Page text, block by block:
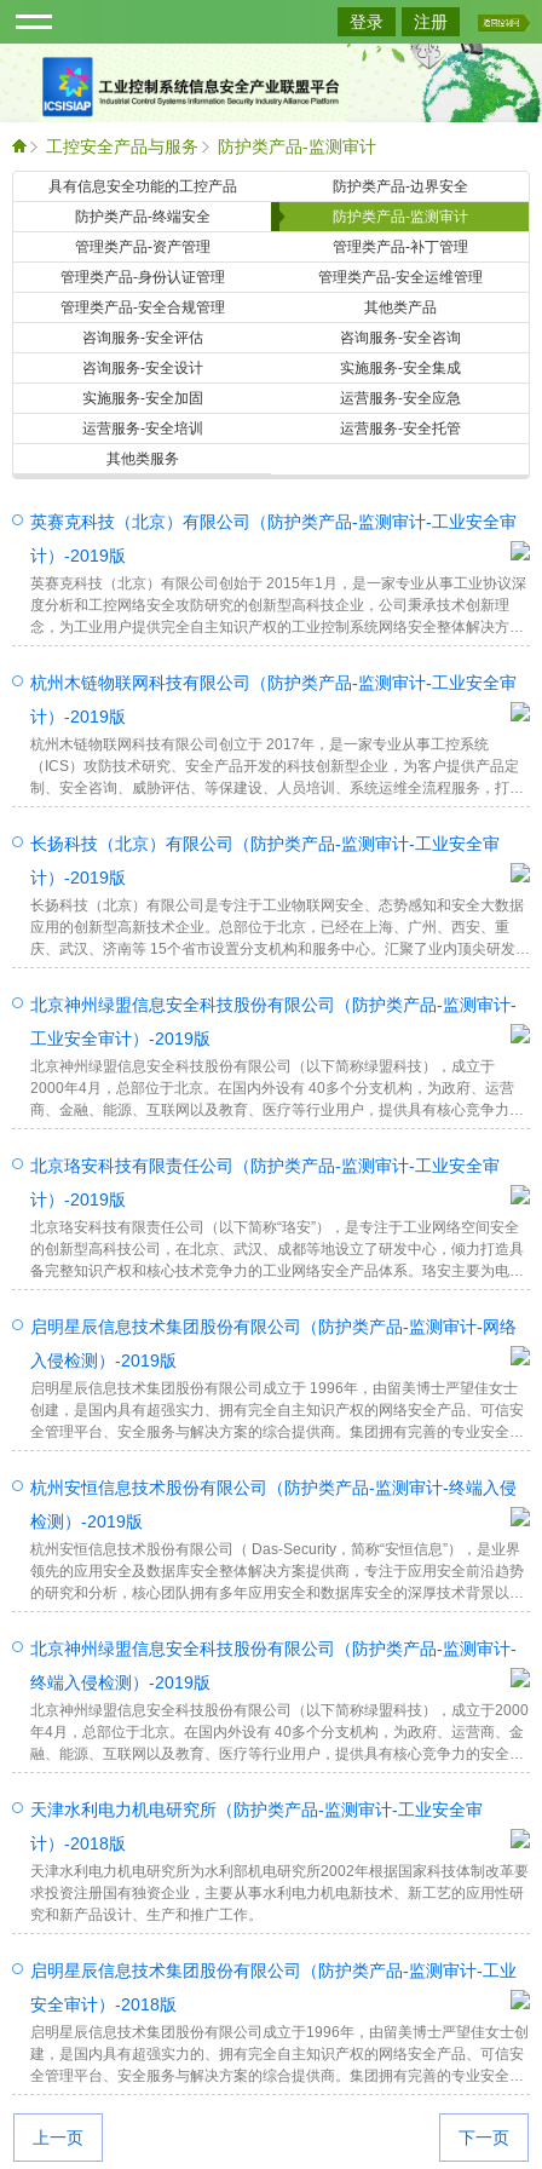
登录 注册
工控安全产品与服务 防护类产品-监测审计
具有信息安全功能的工控产品
防护类产品-边界安全
防护类产品-终端安全
防护类产品-监测审计
管理类产品-资产管理
管理类产品-补丁管理
管理类产品-身份认证管理
管理类产品-安全运维管理
管理类产品-安全合规管理
其他类产品
咨询服务-安全评估
咨询服务-安全咨询
咨询服务-安全设计
实施服务-安全集成
实施服务-安全加固
运营服务-安全应急
运营服务-安全培训
运营服务-安全托管
其他类服务
英赛克科技（北京）有限公司（防护类产品-监测审计-工业安全审
计）-2019版
英赛克科技（北京）有限公司创始于 2015年1月，是一家专业从事工业协议深
度分析和工控网络安全攻防研究的创新型高科技企业，公司秉承技术创新理
念，为工业用户提供完全自主知识产权的工业控制系统网络安全整体解决方
案。
杭州木链物联网科技有限公司（防护类产品-监测审计-工业安全审
计）-2019版
杭州木链物联网科技有限公司创立于 2017年，是一家专业从事工控系统
（ICS）攻防技术研究、安全产品开发的科技创新型企业，为客户提供产品定
制、安全咨询、威胁评估、等保建设、人员培训、系统运维全流程服务，打造
烟草、电力能源、轨道交通等多个行业整体安全解决方案。木链科技已承担过
多个国家关键信息基础设施安全项目，致力于为我国工业互联网安全建设和防
护领域保驾护航。
长扬科技（北京）有限公司（防护类产品-监测审计-工业安全审
计）-2019版
长扬科技（北京）有限公司是专注于工业物联网安全、态势感知和安全大数据
应用的创新型高新技术企业。总部位于北京，已经在上海、广州、西安、重
庆、武汉、济南等 15个省市设置分支机构和服务中心。汇聚了业内顶尖研发团
队和业务精英，在能源、电力、轨道交通、智能制造等多个行业、领域积累了
丰富的场景化应用经验，建设了多个标杆项目，是我国工控安全防护事业第一
批践行者。
北京神州绿盟信息安全科技股份有限公司（防护类产品-监测审计-
工业安全审计）-2019版
北京神州绿盟信息安全科技股份有限公司（以下简称绿盟科技），成立于
2000年4月，总部位于北京。在国内外设有 40多个分支机构，为政府、运营
商、金融、能源、互联网以及教育、医疗等行业用户，提供具有核心竞争力的
安全产品及解决方案，帮助客户实现业务的安全顺畅运行。
北京珞安科技有限责任公司（防护类产品-监测审计-工业安全审
计）-2019版
北京珞安科技有限责任公司（以下简称“珞安”），是专注于工业网络空间安全
的创新型高科技公司，在北京、武汉、成都等地设立了研发中心，倾力打造具
备完整知识产权和核心技术竞争力的工业网络安全产品体系。珞安主要为电
力、石油石化、冶金、化工、轨道交通、智能制造、烟草、军工、市政等行业
用户提供融合业务特点的行业解决方案和专用的安全产品。
启明星辰信息技术集团股份有限公司（防护类产品-监测审计-网络
入侵检测）-2019版
启明星辰信息技术集团股份有限公司成立于 1996年，由留美博士严望佳女士
创建，是国内具有超强实力、拥有完全自主知识产权的网络安全产品、可信安
全管理平台、安全服务与解决方案的综合提供商。集团拥有完善的专业安全产
品线，横跨防火墙 /VPN、统一威胁管理、入侵检测 /入侵防御、安全管理平
台、终端管理、数据安全和信息加密等技术领域，整体安全解决方案及安全专
业服务可帮助客户建立起完善的安全保障体系。
杭州安恒信息技术股份有限公司（防护类产品-监测审计-终端入侵
检测）-2019版
杭州安恒信息技术股份有限公司（ Das-Security，简称“安恒信息”），是业界
领先的应用安全及数据库安全整体解决方案提供商，专注于应用安全前沿趋势
的研究和分析，核心团队拥有多年应用安全和数据库安全的深厚技术背景以及
安全攻防实践经验，以全球领先具有完全自主知识产权的专利技术，致力于为
客户提供应用安全、数据库安全、网站监测、安全管理平台等整体解决方案。
北京神州绿盟信息安全科技股份有限公司（防护类产品-监测审计-
终端入侵检测）-2019版
北京神州绿盟信息安全科技股份有限公司（以下简称绿盟科技），成立于2000
年4月，总部位于北京。在国内外设有 40多个分支机构，为政府、运营商、金
融、能源、互联网以及教育、医疗等行业用户，提供具有核心竞争力的安全产
品及解决方案，帮助客户实现业务的安全顺畅运行。
天津水利电力机电研究所（防护类产品-监测审计-工业安全审
计）-2018版
天津水利电力机电研究所为水利部机电研究所2002年根据国家科技体制改革要
求投资注册国有独资企业，主要从事水利电力机电新技术、新工艺的应用性研
究和新产品设计、生产和推广工作。
启明星辰信息技术集团股份有限公司（防护类产品-监测审计-工业
安全审计）-2018版
启明星辰信息技术集团股份有限公司成立于1996年，由留美博士严望佳女士创
建，是国内具有超强实力的、拥有完全自主知识产权的网络安全产品、可信安
全管理平台、安全服务与解决方案的综合提供商。集团拥有完善的专业安全产
品线，横跨防火墙/VPN、统一威胁管理、入侵检测/入侵防御、安全管理平
台、终端管理、数据安全和信息加密等技术领域，整体安全解决方案及安全专
业服务可帮助客户建立起完善的安全保障体系。
上一页 下一页